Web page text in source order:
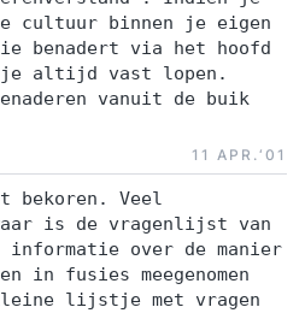
cultuur binnen je eigen
benadert via het hoofd
altijd vast lopen.
vanuit de buik
11 APR.‘01
bekoren. Veel
is de vragenlijst van
informatie over de manier
in fusies meegenomen
lijstje met vragen